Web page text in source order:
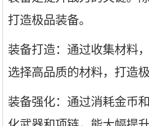
打造极品装备。
装备打造：通过收集材料
选择高品质的材料，打造
装备强化：通过消耗金币